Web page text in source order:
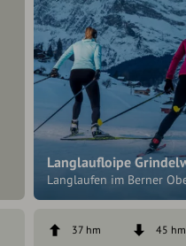
Langlaufloipe
Langlaufen im Berner
37 hm
45 hm